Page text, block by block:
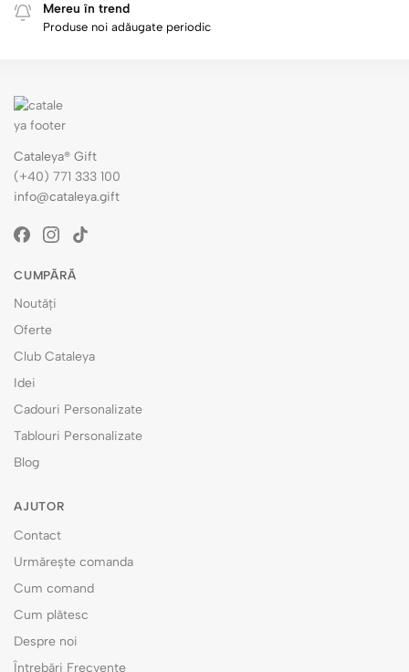
Mereu în trend
Produse noi adăugate periodic
Cataleya® Gift
(+40) 771 333 100
info@cataleya.gift
CUMPĂRĂ
Noutăți
Oferte
Club Cataleya
Idei
Cadouri Personalizate
Tablouri Personalizate
Blog
AJUTOR
Contact
Urmărește comanda
Cum comand
Cum plătesc
Despre noi
Întrebări Frecvente